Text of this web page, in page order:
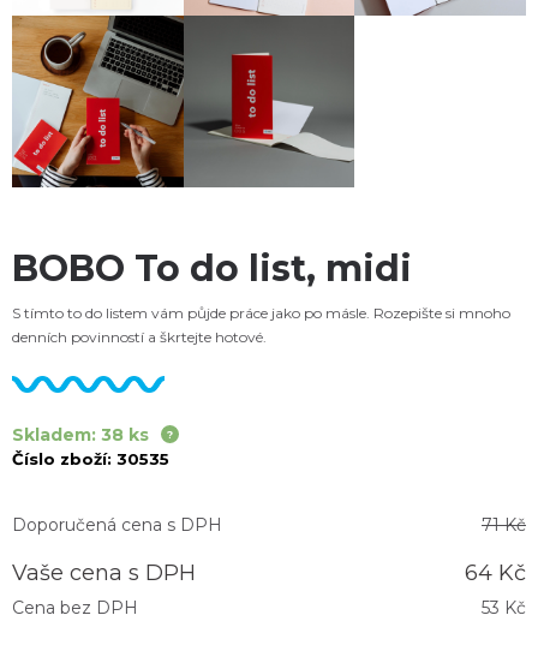
BOBO To do list, midi
S tímto to do listem vám půjde práce jako po másle. Rozepište si mnoho
denních povinností a škrtejte hotové.
Skladem: 38 ks
Číslo zboží: 30535
Doporučená cena s DPH 71 Kč
Vaše cena s DPH 64 Kč
Cena bez DPH 53 Kč